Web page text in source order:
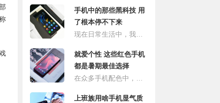
手机中的那些黑科技 用
了根本停不下来
就爱个性 这些红色手机
都是暑期最佳选择
上班族用啥手机显气质